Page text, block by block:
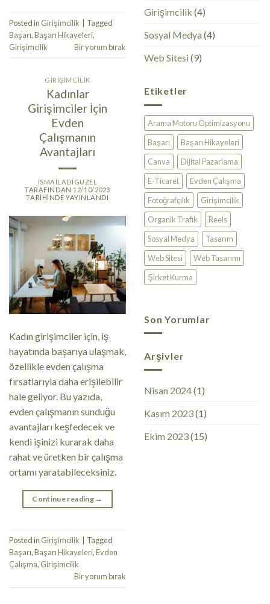
Posted in Girişimcilik
Tagged
Başarı,Başarı Hikayeleri,
Girişimcilik
Bir yorum bırak
GIRIŞIMCILIK
Kadınlar
Girişimciler İçin
Evden
Çalışmanın
Avantajları
ISMAILADIGUZEL
TARAFINDAN 12/10/2023
TARIHINDE YAYINLANDI
Kadın girişimciler için, iş
hayatında başarıya ulaşmak,
özellikle evden çalışma
fırsatlarıyla daha erişilebilir
hale geliyor. Bu yazıda,
evden çalışmanın sunduğu
avantajları keşfedecek ve
kendi işinizi kurarak daha
rahat ve üretken bir çalışma
ortamı yaratabileceksiniz.
Continue reading →
Posted in Girişimcilik
Tagged
Başarı,Başarı Hikayeleri,Evden
Çalışma, Girişimcilik
Bir yorum bırak
Girişimcilik (4)
Sosyal Medya (4)
Web Sitesi (9)
Etiketler
Arama Motoru Optimizasyonu
Başarı
Başarı Hikayeleri
Canva
Dijital Pazarlama
E-Ticaret
Evden Çalışma
Fotoğrafçılık
Girişimcilik
Organik Trafik
Reels
Sosyal Medya
Tasarım
Web Sitesi
Web Tasarımı
Şirket Kurma
Son Yorumlar
Arşivler
Nisan 2024(1)
Kasım 2023(1)
Ekim 2023(15)